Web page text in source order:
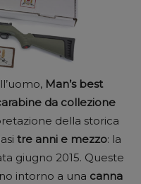
Man’s best
da collezione
della storica
tre anni e mezzo: la
giugno 2015. Queste
intorno a una canna